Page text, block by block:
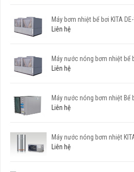
Máy bơm nhiệt bể bơi KITA
Liên hệ
Máy nước nóng bơm nhiệt bể
Liên hệ
Máy nước nóng bơm nhiệt Bể
Liên hệ
Máy nước nóng bơm nhiệt
Liên hệ